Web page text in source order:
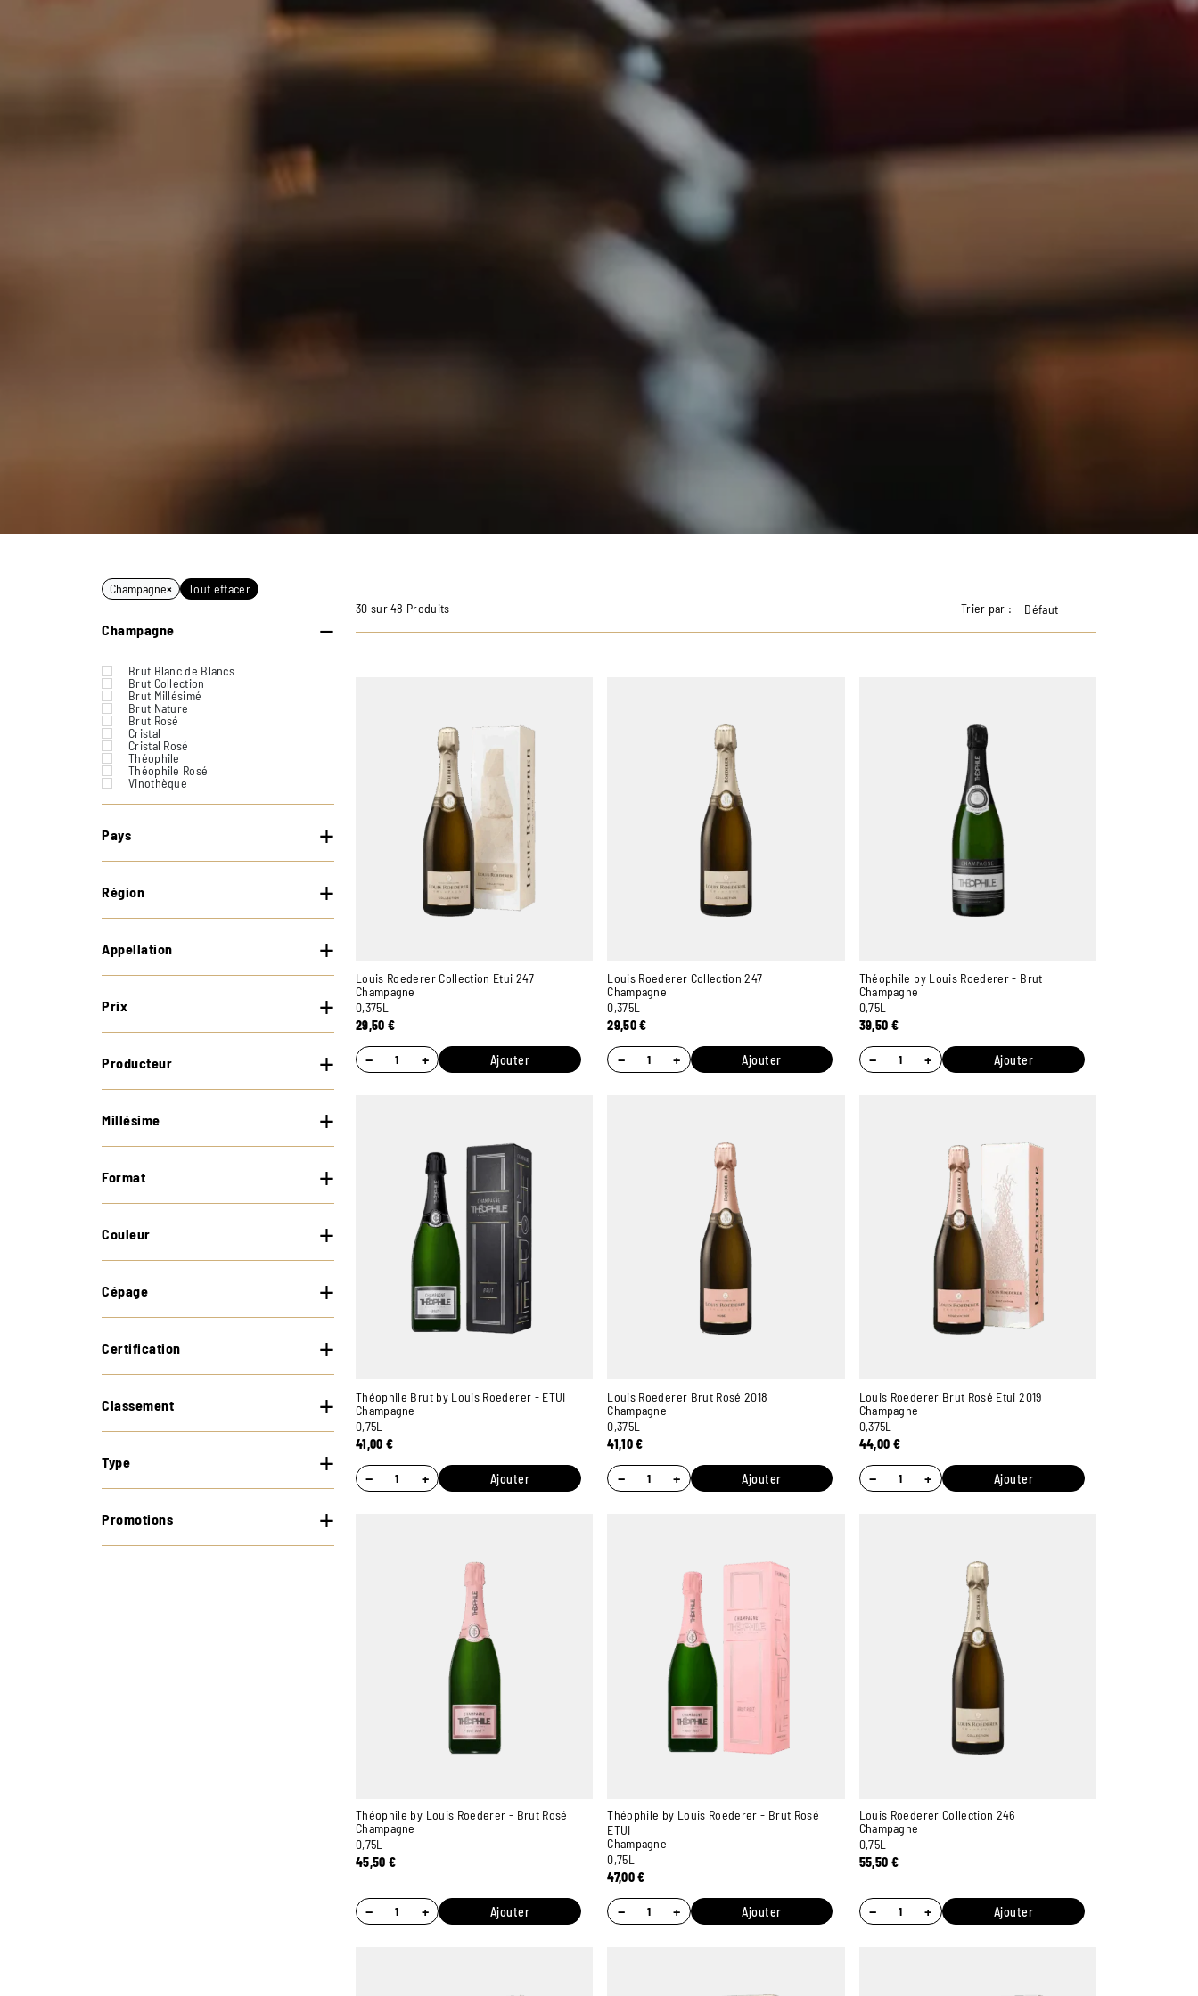
Champagne× Tout effacer
Champagne
Brut Blanc de Blancs
Brut Collection
Brut Millésimé
Brut Nature
Brut Rosé
Cristal
Cristal Rosé
Théophile
Théophile Rosé
Vinothèque
Pays
Région
Appellation
Prix
Producteur
Millésime
Format
Couleur
Cépage
Certification
Classement
Type
Promotions
30 sur 48 Produits Trier par : Défaut
Louis Roederer Collection Etui 247
Champagne
0,375L
29,50€
− + Ajouter
Louis Roederer Collection 247
Champagne
0,375L
29,50€
− + Ajouter
Théophile by Louis Roederer - Brut
Champagne
0,75L
39,50 €
− + Ajouter
Théophile Brut by Louis Roederer - ETUI
Champagne
0,75L
41,00€
− + Ajouter
Louis Roederer Brut Rosé 2018
Champagne
0,375L
41,10€
− + Ajouter
Louis Roederer Brut Rosé Etui 2019
Champagne
0,375L
44,00 €
− + Ajouter
Théophile by Louis Roederer - Brut Rosé
Champagne
0,75L
45,50€
− + Ajouter
Théophile by Louis Roederer - Brut Rosé
ETUI
Champagne
0,75L
47,00€
− + Ajouter
Louis Roederer Collection 246
Champagne
0,75L
55,50 €
− + Ajouter